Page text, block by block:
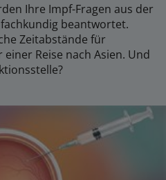
Ihre Impf-Fragen aus der
beantwortet.
Zeitabstände für
Reise nach Asien. Und